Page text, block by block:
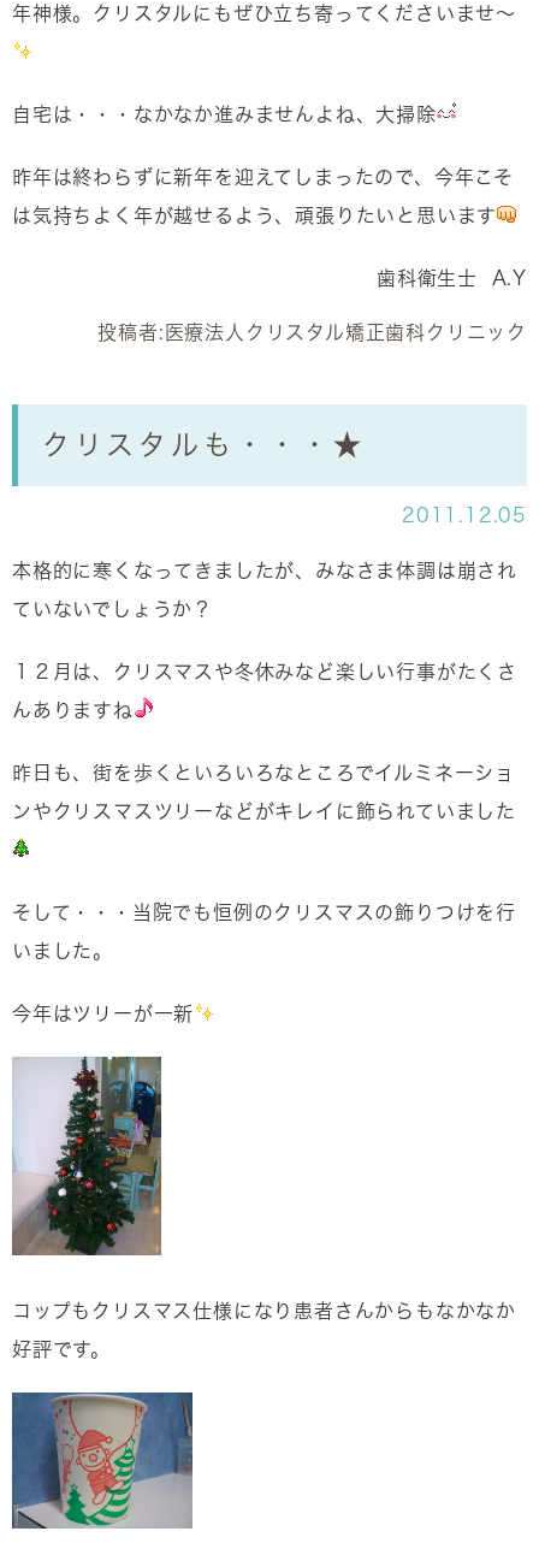
年神様。クリスタルにもぜひ立ち寄ってくださいませ～
自宅は・・・なかなか進みませんよね、大掃除
昨年は終わらずに新年を迎えてしまったので、今年こそ
は気持ちよく年が越せるよう、頑張りたいと思います
歯科衛生士 A.Y
投稿者: 医療法人クリスタル矯正歯科クリニック
クリスタルも・・・★
2011.12.05
本格的に寒くなってきましたが、みなさま体調は崩され
ていないでしょうか？
１２月は、クリスマスや冬休みなど楽しい行事がたくさ
んありますね
昨日も、街を歩くといろいろなところでイルミネーショ
ンやクリスマスツリーなどがキレイに飾られていました
そして・・・当院でも恒例のクリスマスの飾りつけを行
いました。
今年はツリーが一新
コップもクリスマス仕様になり患者さんからもなかなか
好評です。